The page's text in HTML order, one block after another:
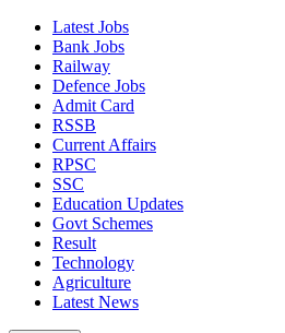
Latest Jobs
Bank Jobs
Railway
Defence Jobs
Admit Card
RSSB
Current Affairs
RPSC
SSC
Education Updates
Govt Schemes
Result
Technology
Agriculture
Latest News